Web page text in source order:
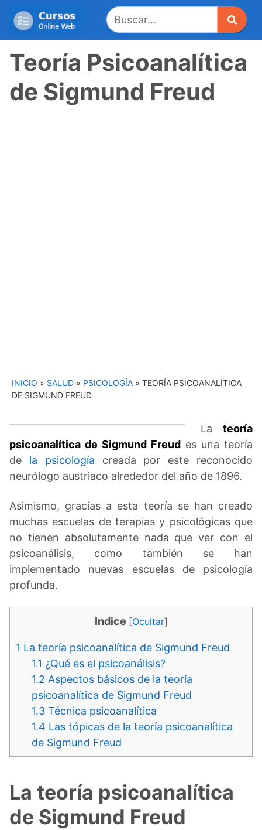
Teoría Psicoanalítica
de Sigmund Freud
INICIO » SALUD » PSICOLOGÍA » TEORÍA PSICOANALÍTICA
DE SIGMUND FREUD
La teoría
psicoanalítica de Sigmund Freud es una teoría
de la psicología creada por este reconocido
neurólogo austriaco alrededor del año de 1896.
Asimismo, gracias a esta teoría se han creado
muchas escuelas de terapias y psicológicas que
no tienen absolutamente nada que ver con el
psicoanálisis, como también se han
implementado nuevas escuelas de psicología
profunda.
Indice [Ocultar]
1 La teoría psicoanalítica de Sigmund Freud
1.1 ¿Qué es el psicoanálisis?
1.2 Aspectos básicos de la teoría
psicoanalítica de Sigmund Freud
1.3 Técnica psicoanalítica
1.4 Las tópicas de la teoría psicoanalítica
de Sigmund Freud
La teoría psicoanalítica
de Sigmund Freud